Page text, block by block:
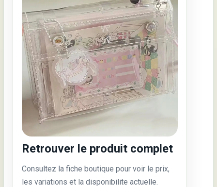
Retrouver le produit complet
Consultez la fiche boutique pour voir le prix,
les variations et la disponibilite actuelle.